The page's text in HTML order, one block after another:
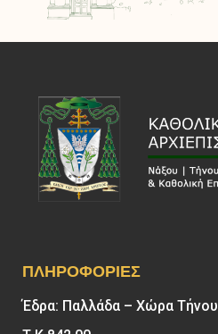
ΠΛΗΡΟΦΟΡΊΕΣ
Έδρα: Παλλάδα – Χώρα Τήνου